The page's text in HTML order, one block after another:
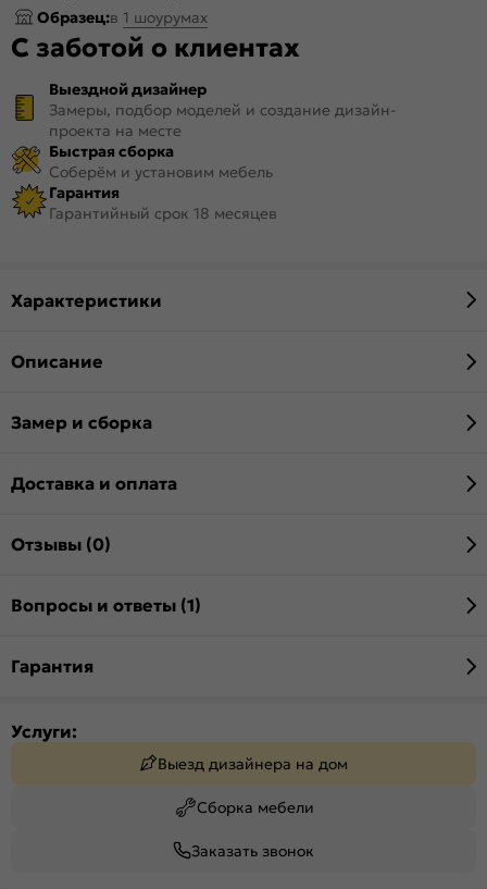
Образец:в 1 шоурумах
С заботой о клиентах
Выездной дизайнер
Замеры, подбор моделей и создание дизайн-
проекта на месте
Быстрая сборка
Соберём и установим мебель
Гарантия
Гарантийный срок 18 месяцев
Характеристики
Описание
Замер и сборка
Доставка и оплата
Отзывы (0)
Вопросы и ответы (1)
Гарантия
Услуги:
Выезд дизайнера на дом
Сборка мебели
Заказать звонок